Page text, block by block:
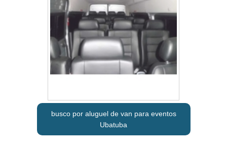
busco por aluguel de van para eventos
Ubatuba